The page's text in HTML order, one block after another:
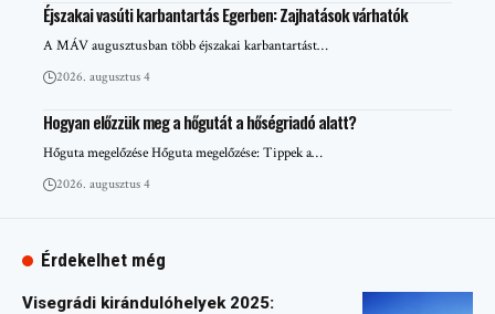
Éjszakai vasúti karbantartás Egerben: Zajhatások várhatók
A MÁV augusztusban több éjszakai karbantartást…
2026. augusztus 4
Hogyan előzzük meg a hőgutát a hőségriadó alatt?
Hőguta megelőzése Hőguta megelőzése: Tippek a…
2026. augusztus 4
Érdekelhet még
Visegrádi kirándulóhelyek 2025: